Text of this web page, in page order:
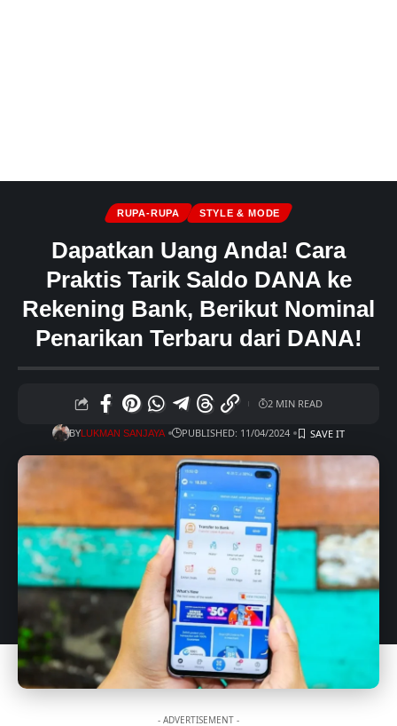
RUPA-RUPA STYLE & MODE
Dapatkan Uang Anda! Cara
Praktis Tarik Saldo DANA ke
Rekening Bank, Berikut Nominal
Penarikan Terbaru dari DANA!
BYLUKMAN SANJAYA PUBLISHED: 11/04/2024
2 MIN READ
- ADVERTISEMENT -